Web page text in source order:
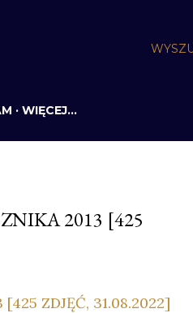
WIĘCEJ…
2013 [425
ZDJĘĆ, 31.08.2022]